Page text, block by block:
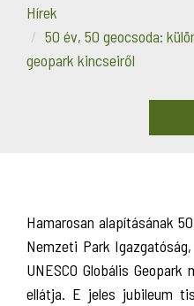
Hírek
50 év, 50 geocsoda:
geopark kincseiről
Hamarosan alapításának
Nemzeti Park
UNESCO Globális
ellátja. E jeles jubileum